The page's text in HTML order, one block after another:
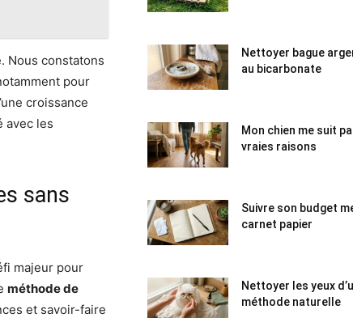
Nous constatons
pour
croissance
avec les
sans
majeur pour
méthode de
et savoir-faire
Nettoyer bague
au bicarbonate
Mon chien me suit
vraies raisons
Suivre son budget
carnet papier
Nettoyer les yeux
méthode naturelle